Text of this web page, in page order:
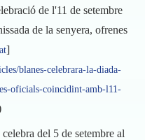
de l'11 de setembre
de la senyera, ofrenes
]
blanes-celebrara-la-diada-
oficials-coincidint-amb-l11-
del 5 de setembre al